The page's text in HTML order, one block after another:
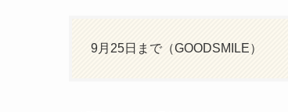
9月25日まで（GOODSMILE）